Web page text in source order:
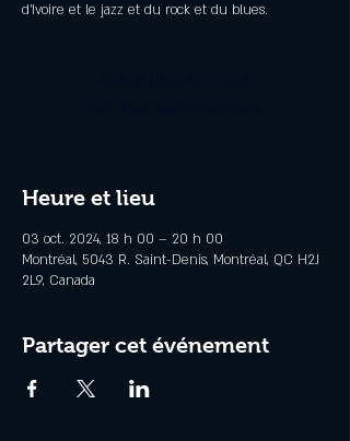
d’Ivoire et le jazz et du rock et du blues.
Heure et lieu
03 oct. 2024, 18 h 00 – 20 h 00
Montréal, 5043 R. Saint-Denis, Montréal, QC H2J
2L9, Canada
Partager cet événement